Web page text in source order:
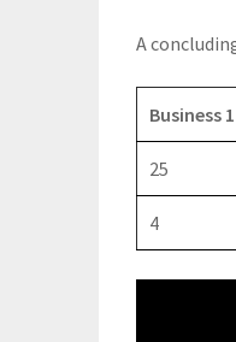
A
Business 1
25
4